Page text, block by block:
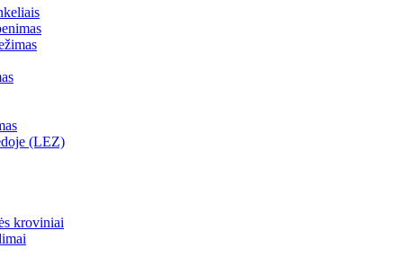
(LEZ)
kroviniai